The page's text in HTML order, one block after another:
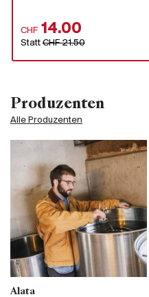
Produzenten
Alle Produzenten
Alata
CHF 14.00
StattCHF 21.50